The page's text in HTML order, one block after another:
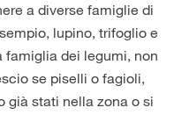
a diverse famiglie di
lupino, trifoglio e
dei legumi, non
se piselli o fagioli,
già stati nella zona o si